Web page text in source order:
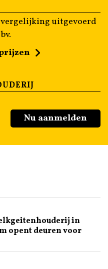
uitgevoerd
Nu aanmelden
in
opent deuren voor